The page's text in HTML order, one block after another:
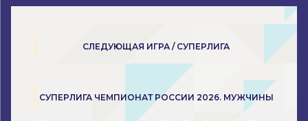
СЛЕДУЮЩАЯ ИГРА / СУПЕРЛИГА
СУПЕРЛИГА ЧЕМПИОНАТ РОССИИ 2026. МУЖЧИНЫ